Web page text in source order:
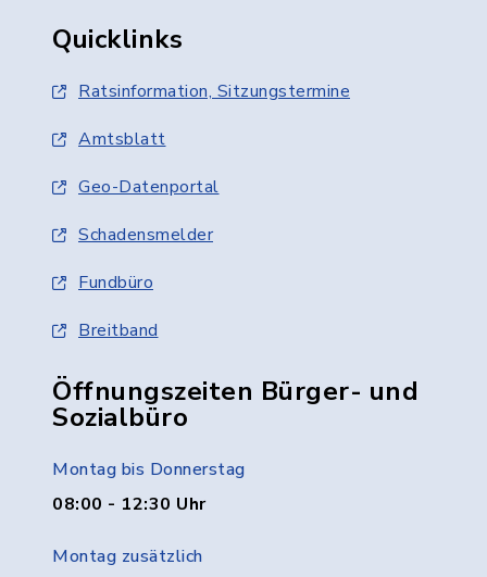
Quicklinks
Ratsinformation, Sitzungstermine
Amtsblatt
Geo-Datenportal
Schadensmelder
Fundbüro
Breitband
Öffnungszeiten Bürger- und
Sozialbüro
Montag bis Donnerstag
08:00 - 12:30 Uhr
Montag zusätzlich